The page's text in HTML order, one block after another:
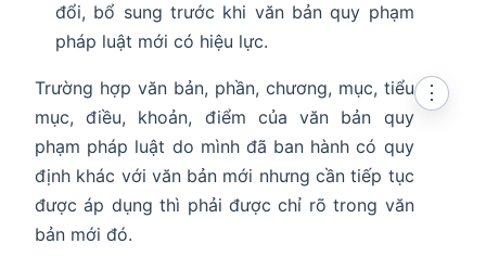
đổi, bổ sung trước khi văn bản quy phạm
pháp luật mới có hiệu lực.
Trường hợp văn bản, phần, chương, mục, tiểu
mục, điều, khoản, điểm của văn bản quy
phạm pháp luật do mình đã ban hành có quy
định khác với văn bản mới nhưng cần tiếp tục
được áp dụng thì phải được chỉ rõ trong văn
bản mới đó.
⋮